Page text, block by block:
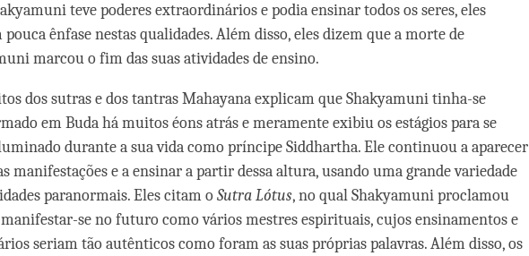
teve poderes extraordinários e podia ensinar todos os seres, eles
pouca ênfase nestas qualidades. Além disso, eles dizem que a morte de
marcou o fim das suas atividades de ensino.
dos sutras e dos tantras Mahayana explicam que Shakyamuni tinha-se
em Buda há muitos éons atrás e meramente exibiu os estágios para se
durante a sua vida como príncipe Siddhartha. Ele continuou a aparecer
manifestações e a ensinar a partir dessa altura, usando uma grande variedade
paranormais. Eles citam oSutra Lótus, no qual Shakyamuni proclamou
se no futuro como vários mestres espirituais, cujos ensinamentos e
seriam tão autênticos como foram as suas próprias palavras. Além disso, os